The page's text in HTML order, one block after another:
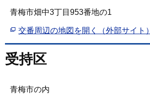
青梅市畑中3丁目953番地の1
交番周辺の地図を開く（外部サイト）
受持区
青梅市の内